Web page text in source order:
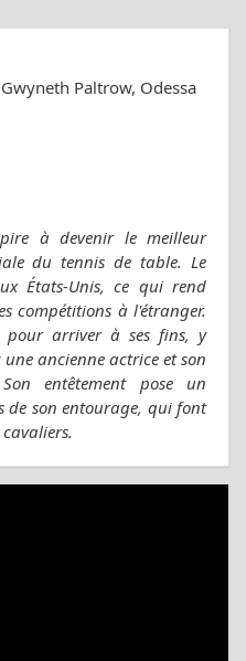
Paltrow, Odessa
à devenir le meilleur
du tennis de table. Le
États-Unis, ce qui rend
compétitions à l'étranger.
arriver à ses fins, y
ancienne actrice et son
entêtement pose un
de son entourage, qui font